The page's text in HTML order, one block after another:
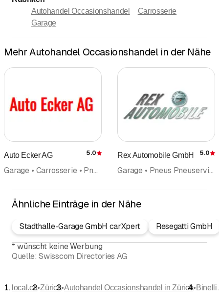
Autohandel Occasionshandel
Carrosserie
Garage
Mehr Autohandel Occasionshandel in der Nähe
Auto Ecker AG Bewertung
5.0
Garage • Carrosserie • Pneus Pneuservice • Occasionen • Autohandel Occasionshandel
Rex Automobile GmbH 5.0
Garage • Pneus Pneuservice • Carrosserie • Autohandel Occasionshandel • Autovertretung • Occasionen • Reparaturen
Ähnliche Einträge in der Nähe
Stadthalle-Garage GmbH carXpert
Resegatti GmbH
*wünscht keine Werbung
Quelle: Swisscom Directories AG
local.ch•Zürich•Autohandel Occasionshandel in Zürich•Binelli